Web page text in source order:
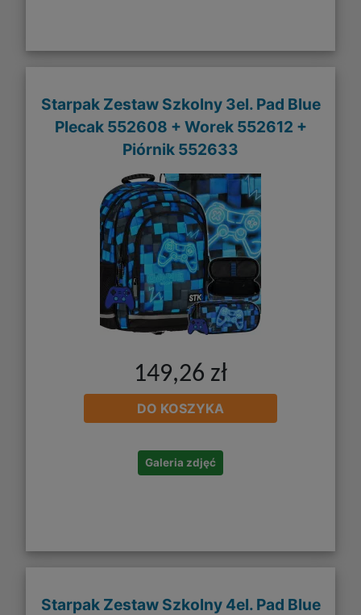
Starpak Zestaw Szkolny 3el. Pad Blue
Plecak 552608 + Worek 552612 +
Piórnik 552633
149,26 zł
DO KOSZYKA
Galeria zdjęć
Starpak Zestaw Szkolny 4el. Pad Blue